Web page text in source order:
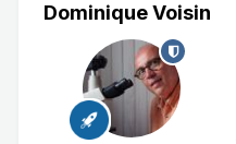
Dominique Voisin